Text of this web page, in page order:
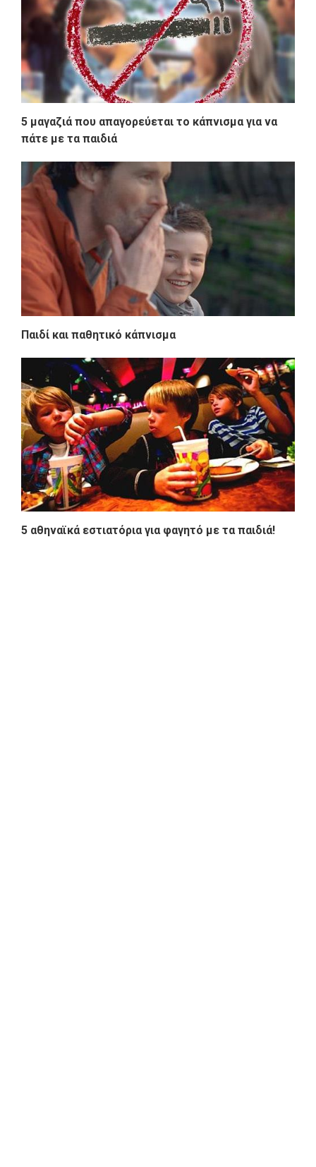
5 μαγαζιά που απαγορεύεται το κάπνισμα για να
πάτε με τα παιδιά
Παιδί και παθητικό κάπνισμα
5 αθηναϊκά εστιατόρια για φαγητό με τα παιδιά!